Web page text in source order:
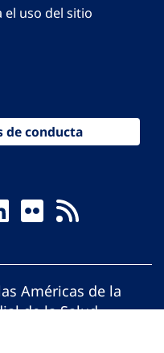
el uso del sitio
de conducta
Américas de la
de la Salud